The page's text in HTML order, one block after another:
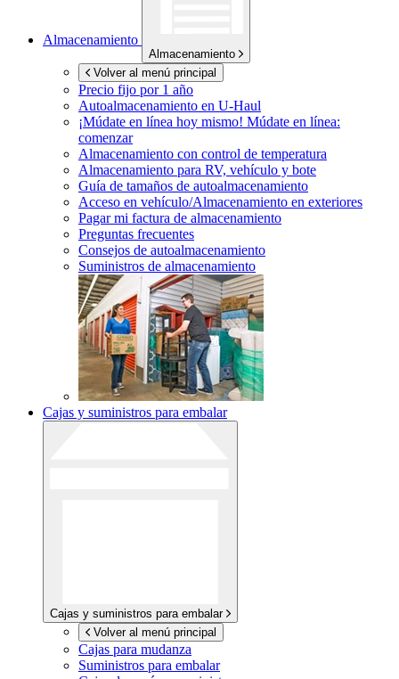
Almacenamiento
Almacenamiento
Volver al menú principal
Precio fijo por 1 año
Autoalmacenamiento en U-Haul
¡Múdate en línea hoy mismo! Múdate en línea:
comenzar
Almacenamiento con control de temperatura
Almacenamiento para RV, vehículo y bote
Guía de tamaños de autoalmacenamiento
Acceso en vehículo/Almacenamiento en exteriores
Pagar mi factura de almacenamiento
Preguntas frecuentes
Consejos de autoalmacenamiento
Suministros de almacenamiento
Cajas y suministros para embalar
Cajas y suministros para embalar
Volver al menú principal
Cajas para mudanza
Suministros para embalar